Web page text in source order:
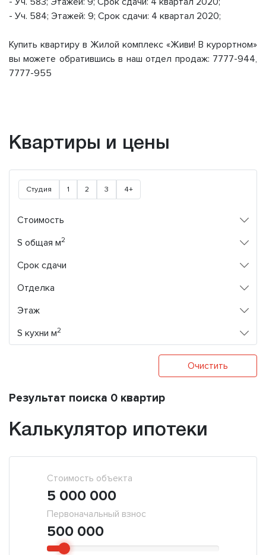
- Уч. 584; Этажей: 9; Срок сдачи: 4 квартал 2020;
Купить квартиру в Жилой комплекс «Живи! В курортном»
вы можете обратившись в наш отдел продаж: 7777-944,
7777-955
Квартиры и цены
Студия 1 2 3 4+
Стоимость
S общая м2
Срок сдачи
Отделка
Этаж
S кухни м2
Очистить
Результат поиска 0 квартир
Калькулятор ипотеки
Первоначальный взнос
500 000
Стоимость объекта
5 000 000